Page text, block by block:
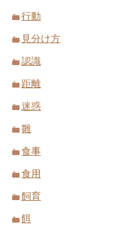
行動
見分け方
認識
距離
迷惑
雛
食事
食用
飼育
餌